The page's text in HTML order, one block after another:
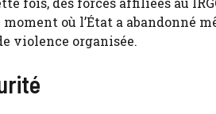
où l’État a abandonné
violence organisée.